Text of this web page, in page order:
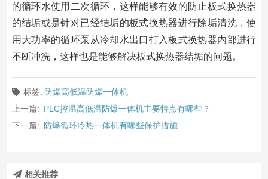
的循环水使用二次循环，这样能够有效的防止板式换热器
的结垢或是针对已经结垢的板式换热器进行除垢清洗，使
用大功率的循环泵从冷却水出口打入板式换热器内部进行
不断冲洗，这样也是能够解决板式换热器结垢的问题。
标签: 防爆高低温防爆一体机
上一篇: PLC控温高低温防爆一体机主要特点有哪些？
下一篇: 防爆循环冷热一体机有哪些保护措施
相关推荐